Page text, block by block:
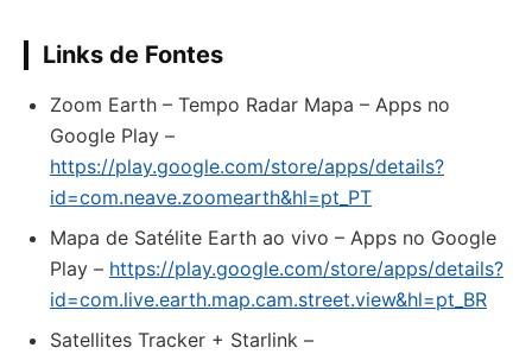
Links de Fontes
Zoom Earth – Tempo Radar Mapa – Apps no
Google Play –
https://play.google.com/store/apps/details?
id=com.neave.zoomearth&hl=pt_PT
Mapa de Satélite Earth ao vivo – Apps no Google
Play – https://play.google.com/store/apps/details?
id=com.live.earth.map.cam.street.view&hl=pt_BR
‎Satellites Tracker + Starlink –